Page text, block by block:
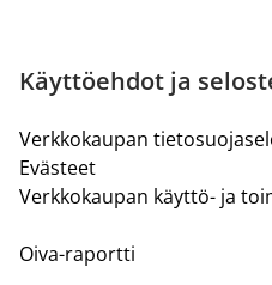
Käyttöehdot ja
Verkkokaupan
Evästeet
Verkkokaupan käyttö- ja
Oiva-raportti